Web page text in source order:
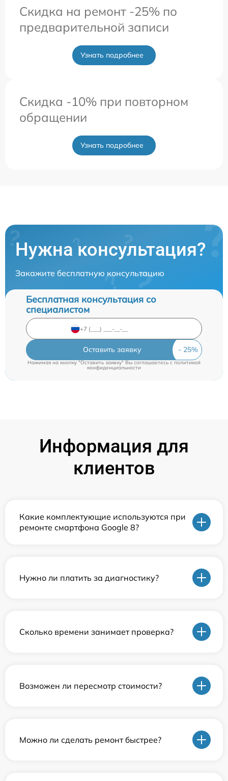
Скидка на ремонт -25% по
предварительной записи
Узнать подробнее
Скидка -10% при повторном
обращении
Узнать подробнее
Нужна консультация?
Закажите бесплатную консультацию
Бесплатная консультация со
специалистом
Оставить заявку
Нажимая на кнопку "Оставить заявку" Вы соглашаетесь c политикой
конфиденциальности
Информация для
клиентов
Какие комплектующие используются при
ремонте смартфона Google 8?
Нужно ли платить за диагностику?
Сколько времени занимает проверка?
Возможен ли пересмотр стоимости?
Можно ли сделать ремонт быстрее?